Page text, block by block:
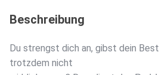
Beschreibung
Du strengst dich an, gibst dein
trotzdem nicht